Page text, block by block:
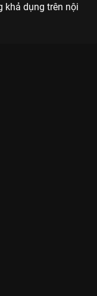
khả dụng trên nội